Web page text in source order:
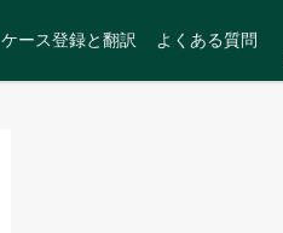
ケース登録と翻訳 よくある質問